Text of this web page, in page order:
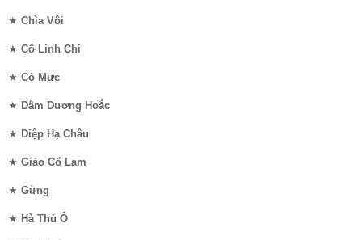
★ Chìa Vôi
★ Cổ Linh Chi
★ Cỏ Mực
★ Dâm Dương Hoắc
★ Diệp Hạ Châu
★ Giảo Cổ Lam
★ Gừng
★ Hà Thủ Ô